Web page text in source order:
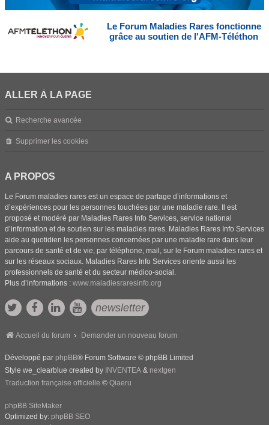
Le Forum Maladies Rares fonctionne
grâce au soutien de l'AFM-Téléthon
ALLER À LA PAGE
Recherche avancée
Supprimer les cookies
A PROPOS
Le Forum maladies rares est un espace de partage d’informations et
d’expériences pour les personnes touchées par une maladie rare. Il est
proposé et modéré par Maladies Rares Info Services, service national
d’information et de soutien sur les maladies rares. Maladies Rares Info Services
aide au quotidien les personnes concernées par une maladie rare dans leur
parcours de santé et de vie, par téléphone, mail, sur le Forum maladies rares et
sur les réseaux sociaux. Maladies Rares Info Services oriente aussi les
professionnels de santé et du secteur médico-social.
Plus d’informations : www.maladiesraresinfo.org
newsletter
Accueil du forum Demander un nouveau forum
Développé par phpBB® Forum Software © phpBB Limited
Style we_clearblue created by INVENTEA & nextgen
Traduction française officielle © Qiaeru
phpBB SiteMaker
Optimized by: phpBB SEO